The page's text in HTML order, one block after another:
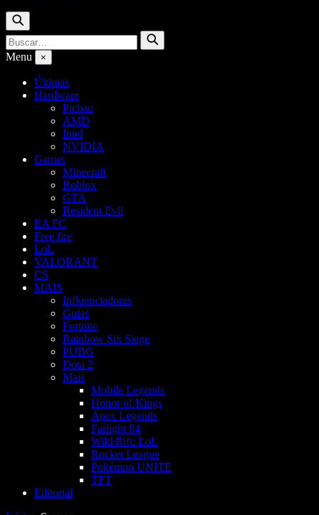
Buscar
Buscar
por:
Buscar
Menu ×
Últimas
Hardware
Pichau
AMD
Intel
NVIDIA
Games
Minecraft
Roblox
GTA
Resident Evil
EA FC
Free fire
LoL
VALORANT
CS
MAIS
Influenciadores
Guias
Fortnite
Rainbow Six Siege
PUBG
Dota 2
Mais
Mobile Legends
Honor of Kings
Apex Legends
Farlight 84
Wild Rift: LoL
Rocket League
Pokémon UNITE
TFT
Editorial